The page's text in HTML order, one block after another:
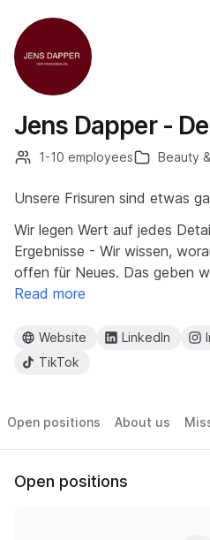
Jens Dapper -
1-10 employees Beauty
Unsere Frisuren sind etwas
Wir legen Wert auf jedes
Ergebnisse - Wir wissen,
offen für Neues. Das geben
Read more
Website LinkedIn
TikTok
Open positions About us
Open positions